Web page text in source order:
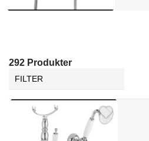
292 Produkter
FILTER